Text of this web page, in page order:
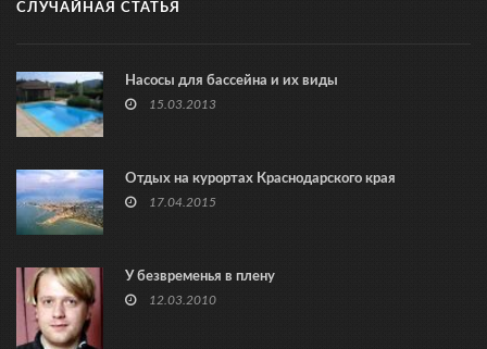
СЛУЧАЙНАЯ СТАТЬЯ
Насосы для бассейна и их виды
15.03.2013
Отдых на курортах Краснодарского края
17.04.2015
У безвременья в плену
12.03.2010